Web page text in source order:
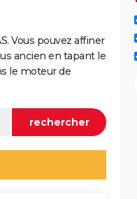
Vous pouvez affiner
ancien en tapant le
le moteur de